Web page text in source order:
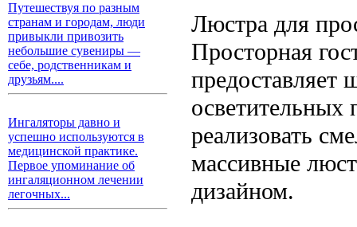
Путешествуя по разным
странам и городам, люди
привыкли привозить
небольшие сувениры —
себе, родственникам и
друзьям....
Ингаляторы давно и
успешно используются в
медицинской практике.
Первое упоминание об
ингаляционном лечении
легочных...
Люстра для
Просторная
предоставляет
осветительных
реализовать
массивные
дизайном.